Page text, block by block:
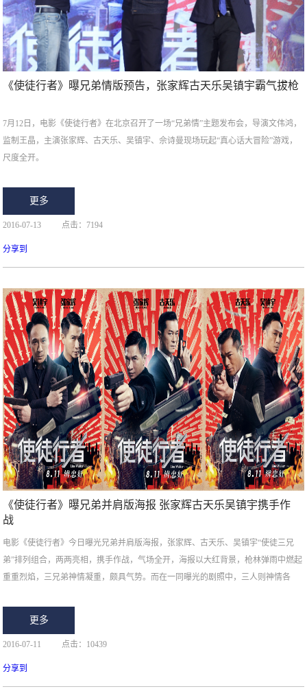
《使徒行者》曝兄弟情版预告，张家辉古天乐吴镇宇霸气拔枪
7月12日，电影《使徒行者》在北京召开了一场“兄弟情”主题发布会，导演文伟鸿，
监制王晶，主演张家辉、古天乐、吴镇宇、佘诗曼现场玩起“真心话大冒险”游戏，
尺度全开。
更多
2016-07-13 点击：7194
分享到
《使徒行者》曝兄弟并肩版海报 张家辉古天乐吴镇宇携手作
战
电影《使徒行者》今日曝光兄弟并肩版海报，张家辉、古天乐、吴镇宇“使徒三兄
弟”排列组合，两两亮相，携手作战，气场全开，海报以大红背景，枪林弹雨中燃起
重重烈焰，三兄弟神情凝重，颇具气势。而在一同曝光的剧照中，三人则神情各
更多
2016-07-11 点击：10439
分享到